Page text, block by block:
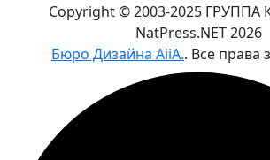
Copyright © 2003-2025
NatPress.NET2026
Бюро Дизайна AiiA.. Все